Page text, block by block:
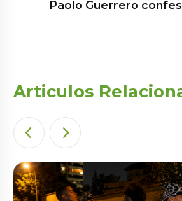
Paolo Guerrero
Articulos